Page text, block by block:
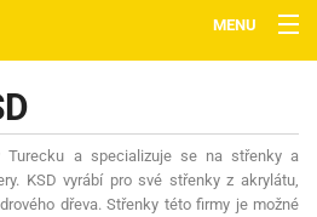
MENU
Turecku a specializuje se na střenky a
KSD vyrábí pro své střenky z akrylátu,
dřeva. Střenky této firmy je možné